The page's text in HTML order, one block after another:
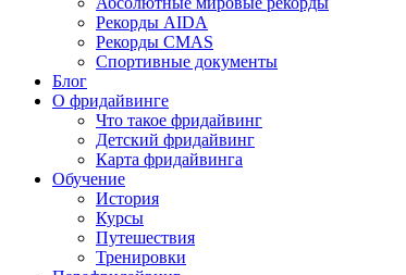
Рекорды AIDA
Рекорды CMAS
Спортивные документы
Блог
О фридайвинге
Что такое фридайвинг
Детский фридайвинг
Карта фридайвинга
Обучение
История
Курсы
Путешествия
Тренировки